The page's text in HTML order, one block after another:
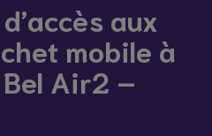
aux
mobile à
Air2 –